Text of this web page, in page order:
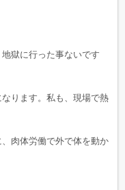
獄に行った事ないです
ります。私も、現場で熱
肉体労働で外で体を動か